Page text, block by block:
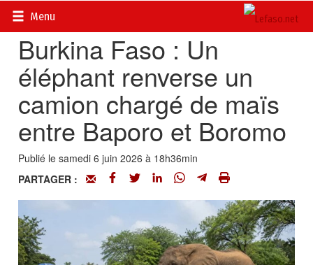
Menu
Accueil>
Burkina Faso : Un
éléphant renverse un
camion chargé de maïs
entre Baporo et Boromo
Publié le samedi 6 juin 2026 à 18h36min
PARTAGER :